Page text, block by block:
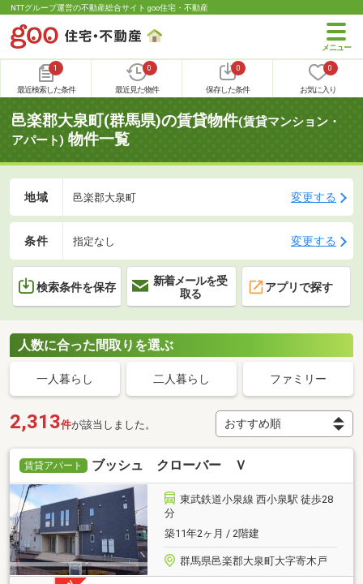
NTTグループ運営の不動産総合サイト goo住宅・不動産
1
最近検索した条件
0
最近見た物件
0
保存した条件
0
お気に入り
邑楽郡大泉町(群馬県)の賃貸物件(賃貸マンション・
アパート) 物件一覧
地域 邑楽郡大泉町 変更する
条件 指定なし 変更する
検索条件を保存
新着メールを受
取る
アプリで探す
人数に合った間取りを選ぶ
一人暮らし 二人暮らし ファミリー
2,313件が該当しました。
賃貸アパート ブッシュ クローバー Ｖ
東武鉄道小泉線 西小泉駅 徒歩28
分
築11年2ヶ月 / 2階建
群馬県邑楽郡大泉町大字寄木戸